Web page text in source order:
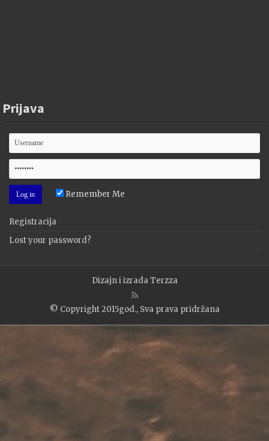
Prijava
Remember Me
Registracija
Lost your password?
Dizajn i izradaTerzza
© Copyright 2015god., Sva prava pridržana